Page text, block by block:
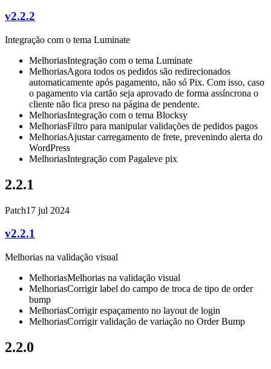
v2.2.2
Integração com o tema Luminate
MelhoriasIntegração com o tema Luminate
MelhoriasAgora todos os pedidos são redirecionados
automaticamente após pagamento, não só Pix. Com isso, caso
o pagamento via cartão seja aprovado de forma assíncrona o
cliente não fica preso na página de pendente.
MelhoriasIntegração com o tema Blocksy
MelhoriasFiltro para manipular validações de pedidos pagos
MelhoriasAjustar carregamento de frete, prevenindo alerta do
WordPress
MelhoriasIntegração com Pagaleve pix
2.2.1
Patch17 jul 2024
v2.2.1
Melhorias na validação visual
MelhoriasMelhorias na validação visual
MelhoriasCorrigir label do campo de troca de tipo de order
bump
MelhoriasCorrigir espaçamento no layout de login
MelhoriasCorrigir validação de variação no Order Bump
2.2.0